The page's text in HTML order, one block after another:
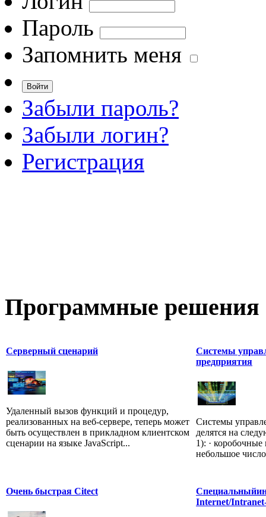
Пароль
Запомнить меня
Забыли пароль?
Забыли логин?
Регистрация
Программные решения
Серверный сценарий
Удаленный вызов функций и процедур,
реализованных на веб-сервере, теперь может
быть осуществлен в прикладном клиентском
сценарии на языке JavaScript...
Системы
предприятия
Системы
делятся на
1): ·
небольшое
Очень быстрая Citect
Internet/